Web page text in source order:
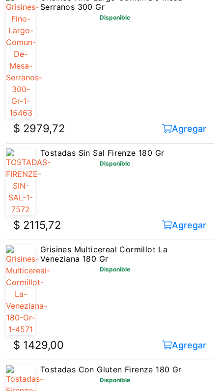
$ 2979,72
Tostadas Sin Sal Firenze 180 Gr
Disponible
$ 2115,72
Grisines Multicereal Cormillot La
Veneziana 180 Gr
Disponible
$ 1429,00
Tostadas Con Gluten Firenze 180 Gr
Disponible